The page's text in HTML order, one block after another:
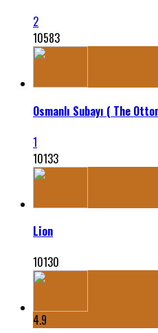
2
10583
Osmanlı Subayı ( The
1
10133
Lion
10130
4.9